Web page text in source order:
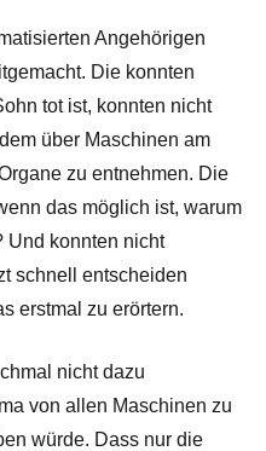
Angehörigen
Die konnten
tot ist, konnten nicht
über Maschinen am
zu entnehmen. Die
das möglich ist, warum
Und konnten nicht
schnell entscheiden
erstmal zu erörtern.
nicht dazu
von allen Maschinen zu
würde. Dass nur die